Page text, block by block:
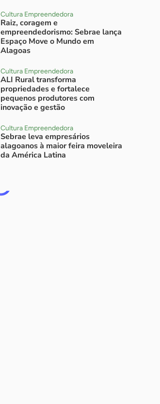
Cultura Empreendedora
Raiz, coragem e
empreendedorismo: Sebrae lança
Espaço Move o Mundo em
Alagoas
Cultura Empreendedora
ALI Rural transforma
propriedades e fortalece
pequenos produtores com
inovação e gestão
Cultura Empreendedora
Sebrae leva empresários
alagoanos à maior feira moveleira
da América Latina